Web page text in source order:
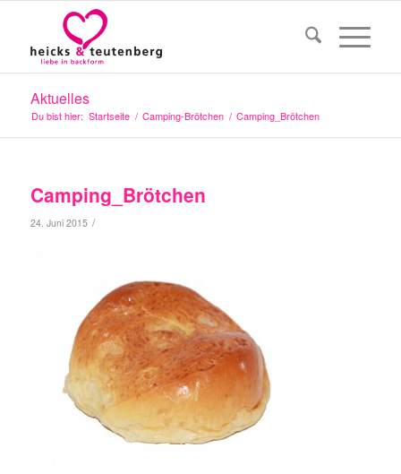
Aktuelles
Du bist hier: Startseite / Camping-Brötchen / Camping_Brötchen
Camping_Brötchen
24. Juni 2015 /